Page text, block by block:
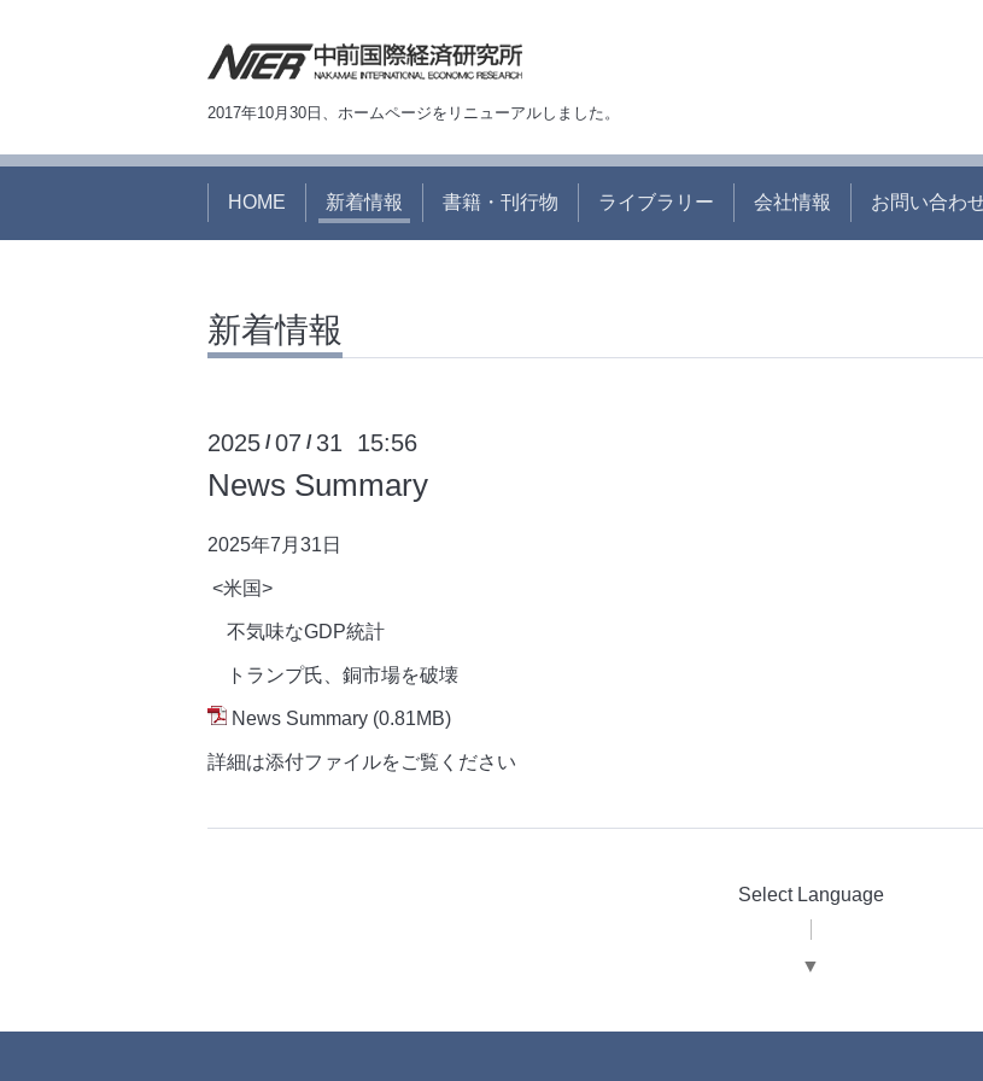
2017年10月30日、ホームページをリニューアルしました。
HOME 新着情報 書籍・刊行物 ライブラリー 会社情報 お問い合わ
新着情報
2025 /07 / 31 15:56
News Summary
2025年7月31 日
<米国>
不気味なGDP統計
トランプ氏、銅市場を破壊
News Summary (0.81MB)
詳細は添付ファイルをご覧ください
Select Language
▼